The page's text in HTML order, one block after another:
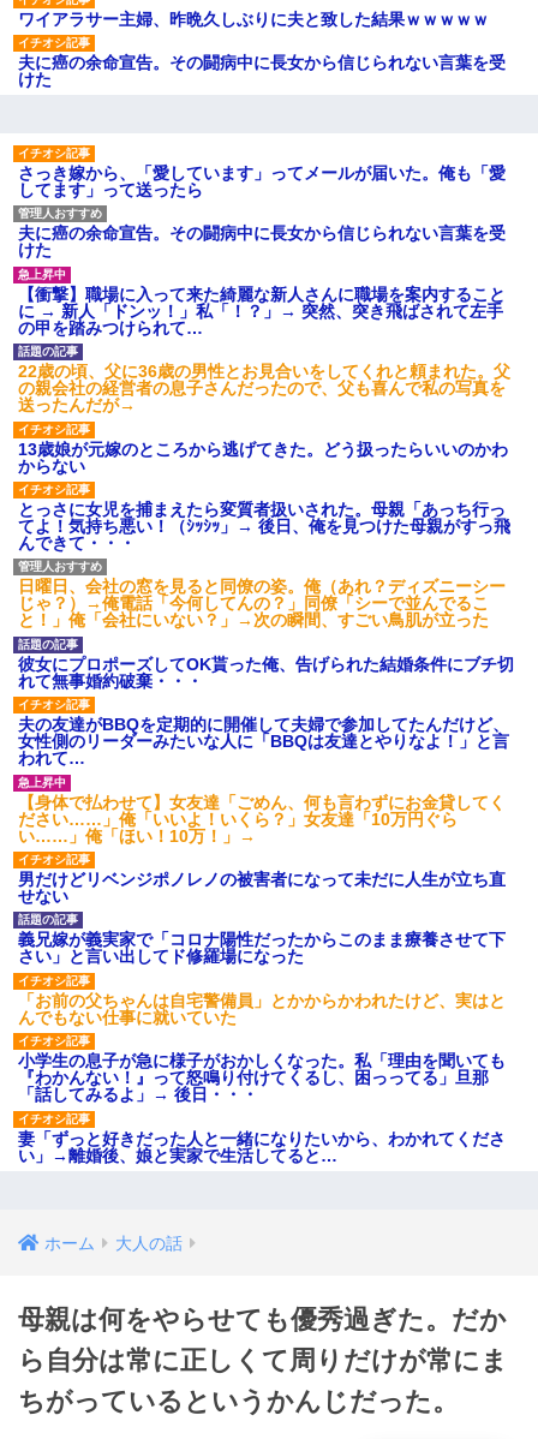
ワイアラサー主婦、昨晩久しぶりに夫と致した結果ｗｗｗｗｗ
夫に癌の余命宣告。その闘病中に長女から信じられない言葉を受
けた
さっき嫁から、「愛しています」ってメールが届いた。俺も「愛
してます」って送ったら
夫に癌の余命宣告。その闘病中に長女から信じられない言葉を受
けた
【衝撃】職場に入って来た綺麗な新人さんに職場を案内すること
に → 新人「ドンッ！」私「！？」→ 突然、突き飛ばされて左手
の甲を踏みつけられて…
22歳の頃、父に36歳の男性とお見合いをしてくれと頼まれた。父
の親会社の経営者の息子さんだったので、父も喜んで私の写真を
送ったんだが→
13歳娘が元嫁のところから逃げてきた。どう扱ったらいいのかわ
からない
とっさに女児を捕まえたら変質者扱いされた。母親「あっち行っ
てよ！気持ち悪い！（ｼｯｼｯ」→ 後日、俺を見つけた母親がすっ飛
んできて・・・
日曜日、会社の窓を見ると同僚の姿。俺（あれ？ディズニーシー
じゃ？）→俺電話「今何してんの？」同僚「シーで並んでるこ
と！」俺「会社にいない？」→次の瞬間、すごい鳥肌が立った
彼女にプロポーズしてOK貰った俺、告げられた結婚条件にブチ切
れて無事婚約破棄・・・
夫の友達がBBQを定期的に開催して夫婦で参加してたんだけど、
女性側のリーダーみたいな人に「BBQは友達とやりなよ！」と言
われて…
【身体で払わせて】女友達「ごめん、何も言わずにお金貸してく
ださい……」俺「いいよ！いくら？」女友達「10万円ぐら
い……」俺「ほい！10万！」→
男だけどリベンジポノレノの被害者になって未だに人生が立ち直
せない
義兄嫁が義実家で「コロナ陽性だったからこのまま療養させて下
さい」と言い出してド修羅場になった
「お前の父ちゃんは自宅警備員」とかからかわれたけど、実はと
んでもない仕事に就いていた
小学生の息子が急に様子がおかしくなった。私「理由を聞いても
『わかんない！』って怒鳴り付けてくるし、困っってる」旦那
「話してみるよ」→ 後日・・・
妻「ずっと好きだった人と一緒になりたいから、わかれてくださ
い」→離婚後、娘と実家で生活してると…
ホーム 大人の話
母親は何をやらせても優秀過ぎた。だか
ら自分は常に正しくて周りだけが常にま
ちがっているというかんじだった。